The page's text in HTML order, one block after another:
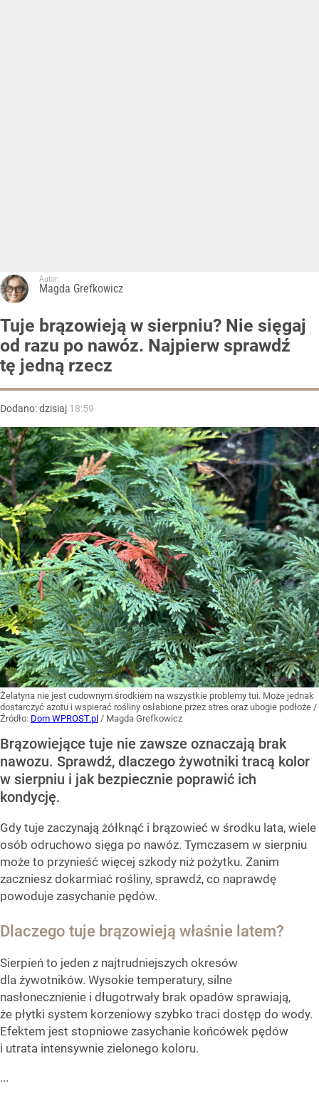
Autor:
Magda Grefkowicz
Tuje brązowieją w sierpniu? Nie sięgaj
od razu po nawóz. Najpierw sprawdź
tę jedną rzecz
Dodano:dzisiaj 18:59
Żelatyna nie jest cudownym środkiem na wszystkie problemy tui. Może jednak
dostarczyć azotu i wspierać rośliny osłabione przez stres oraz ubogie podłoże /
Źródło: Dom WPROST.pl / Magda Grefkowicz
Brązowiejące tuje nie zawsze oznaczają brak
nawozu. Sprawdź, dlaczego żywotniki tracą kolor
w sierpniu i jak bezpiecznie poprawić ich
kondycję.
Gdy tuje zaczynają żółknąć i brązowieć w środku lata, wiele
osób odruchowo sięga po nawóz. Tymczasem w sierpniu
może to przynieść więcej szkody niż pożytku. Zanim
zaczniesz dokarmiać rośliny, sprawdź, co naprawdę
powoduje zasychanie pędów.
Dlaczego tuje brązowieją właśnie latem?
Sierpień to jeden z najtrudniejszych okresów
dla żywotników. Wysokie temperatury, silne
nasłonecznienie i długotrwały brak opadów sprawiają,
że płytki system korzeniowy szybko traci dostęp do wody.
Efektem jest stopniowe zasychanie końcówek pędów
i utrata intensywnie zielonego koloru.
...